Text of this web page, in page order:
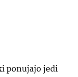
ponujajo jedi